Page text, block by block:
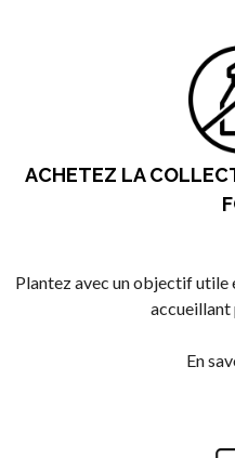
ACHETEZ LA
Plantez avec un objectif
accueillant
En